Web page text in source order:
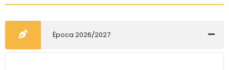
Época 2026/2027